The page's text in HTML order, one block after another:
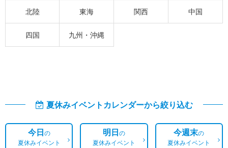
北陸 東海 関西 中国
四国 九州・沖縄
夏休みイベントカレンダーから絞り込む
今日の
夏休みイベント
明日の
夏休みイベント
今週末の
夏休みイベント